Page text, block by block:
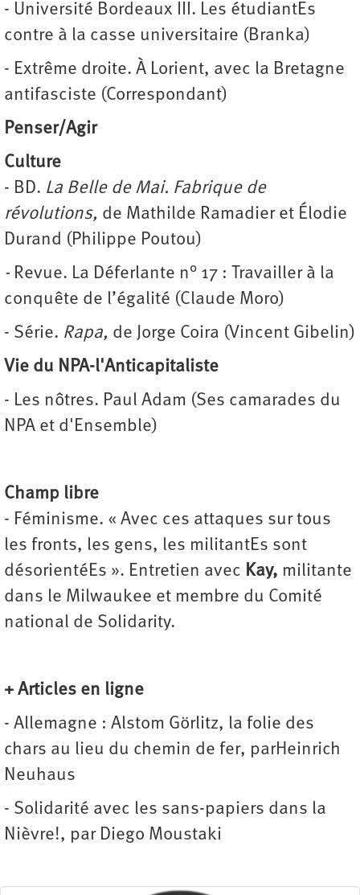
- Université Bordeaux III. Les étudiantEs
contre à la casse universitaire (Branka)
- Extrême droite. À Lorient, avec la Bretagne
antifasciste (Correspondant)
Penser/Agir
Culture
- BD. La Belle de Mai. Fabrique de
révolutions, de Mathilde Ramadier et Élodie
Durand (Philippe Poutou)
- Revue. La Déferlante n° 17 : Travailler à la
conquête de l’égalité (Claude Moro)
- Série. Rapa, de Jorge Coira (Vincent Gibelin)
Vie du NPA-l'Anticapitaliste
- Les nôtres. Paul Adam (Ses camarades du
NPA et d'Ensemble)
Champ libre
- Féminisme. « Avec ces attaques sur tous
les fronts, les gens, les militantEs sont
désorientéEs ». Entretien avec Kay, militante
dans le Milwaukee et membre du Comité
national de Solidarity.
+ Articles en ligne
- Allemagne : Alstom Görlitz, la folie des
chars au lieu du chemin de fer, parHeinrich
Neuhaus
- Solidarité avec les sans-papiers dans la
Nièvre!, par Diego Moustaki